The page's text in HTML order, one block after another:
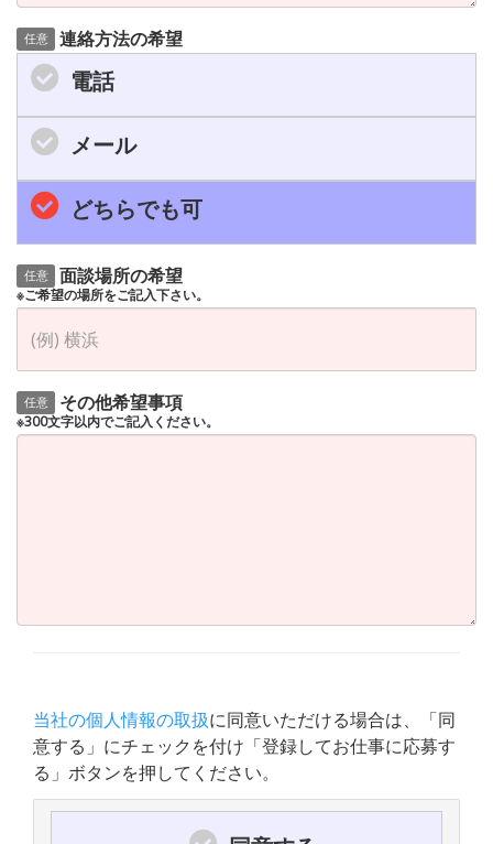
任意 連絡方法の希望
電話
メール
どちらでも可
任意 面談場所の希望
※ご希望の場所をご記入下さい。
任意 その他希望事項
※300文字以内でご記入ください。
当社の個人情報の取扱に同意いただける場合は、「同
意する」にチェックを付け「登録してお仕事に応募す
る」ボタンを押してください。